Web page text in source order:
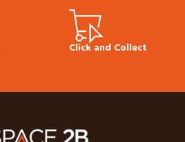
Click and Collect